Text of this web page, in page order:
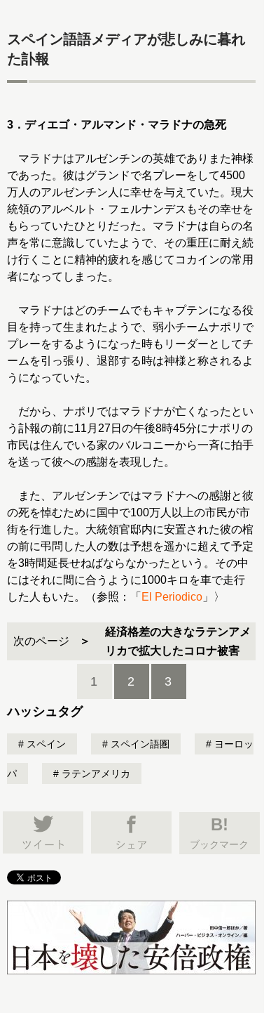
スペイン語語メディアが悲しみに暮れ
た訃報
3．ディエゴ・アルマンド・マラドナの急死
マラドナはアルゼンチンの英雄でありまた神様
であった。彼はグランドで名プレーをして4500
万人のアルゼンチン人に幸せを与えていた。現大
統領のアルベルト・フェルナンデスもその幸せを
もらっていたひとりだった。マラドナは自らの名
声を常に意識していたようで、その重圧に耐え続
け行くことに精神的疲れを感じてコカインの常用
者になってしまった。
マラドナはどのチームでもキャプテンになる役
目を持って生まれたようで、弱小チームナポリで
プレーをするようになった時もリーダーとしてチ
ームを引っ張り、退部する時は神様と称されるよ
うになっていた。
だから、ナポリではマラドナが亡くなったとい
う訃報の前に11月27日の午後8時45分にナポリの
市民は住んでいる家のバルコニーから一斉に拍手
を送って彼への感謝を表現した。
また、アルゼンチンではマラドナへの感謝と彼
の死を悼むために国中で100万人以上の市民が市
街を行進した。大統領官邸内に安置された彼の棺
の前に弔問した人の数は予想を遥かに超えて予定
を3時間延長せねばならなかったという。その中
にはそれに間に合うように1000キロを車で走行
した人もいた。（参照：「 El Periodico 」〉
次のページ
経済格差の大きなラテンアメ
リカで拡大したコロナ被害
1 2 3
ハッシュタグ
スペイン スペイン語圏 ヨーロッ
パ ラテンアメリカ
B!
ブックマーク